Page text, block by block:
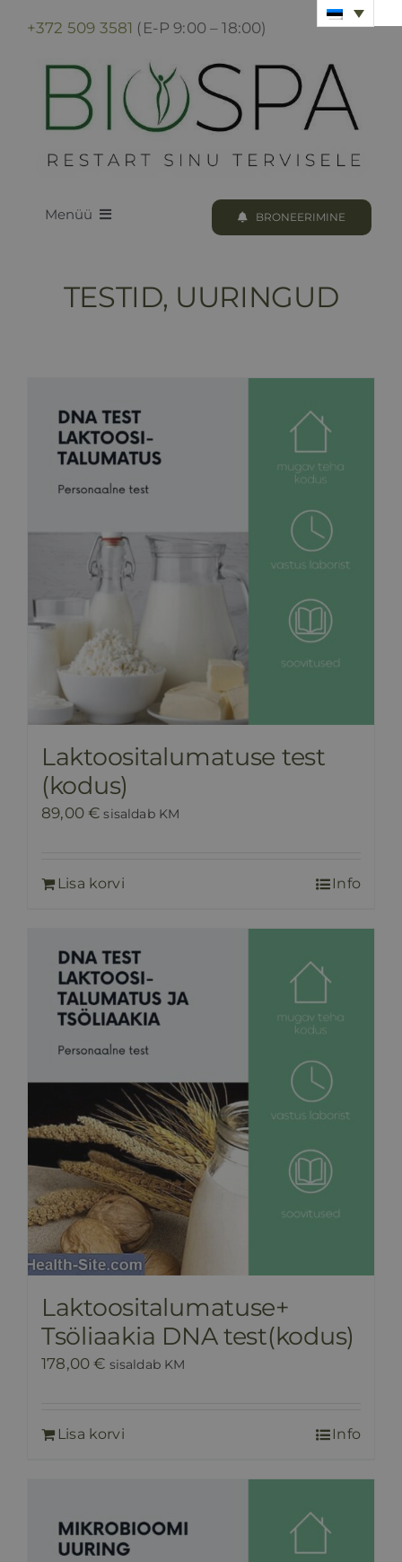
content
+372 509 3581 (E-P 9:00 – 18:00)
Menüü
HINNAKIRI
KKK
KONTAKT
BRONEERIMINE
TESTID, UURINGUD
Laktoositalumatuse test
(kodus)
89,00€ sisaldab KM
Lisa korvi Info
Laktoositalumatuse+
Tsöliaakia DNA test(kodus)
178,00€ sisaldab KM
Lisa korvi Info